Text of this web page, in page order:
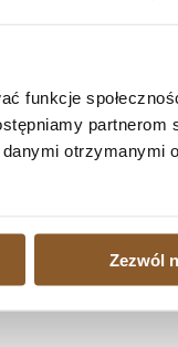
funkcje
partnerom
otrzymanymi
Zezwól
się wyroku do dnia
Następny
a także wtedy, gdy
do walut